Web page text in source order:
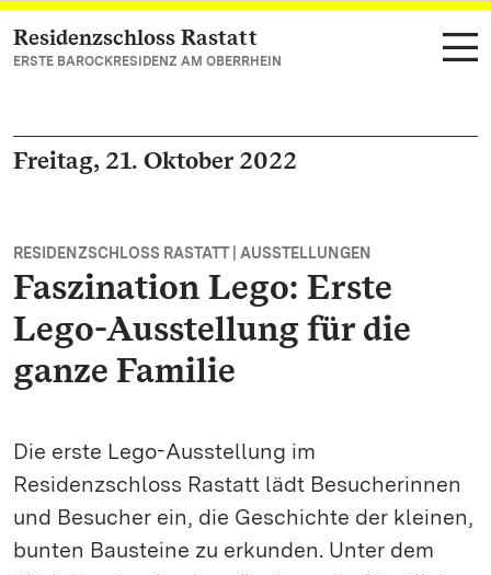
Zum Hauptinhalt springen
Residenzschloss Rastatt
ERSTE BAROCKRESIDENZ AM OBERRHEIN
Freitag, 21. Oktober 2022
RESIDENZSCHLOSS RASTATT | AUSSTELLUNGEN
Faszination Lego: Erste
Lego-Ausstellung für die
ganze Familie
Die erste Lego-Ausstellung im
Residenzschloss Rastatt lädt Besucherinnen
und Besucher ein, die Geschichte der kleinen,
bunten Bausteine zu erkunden. Unter dem